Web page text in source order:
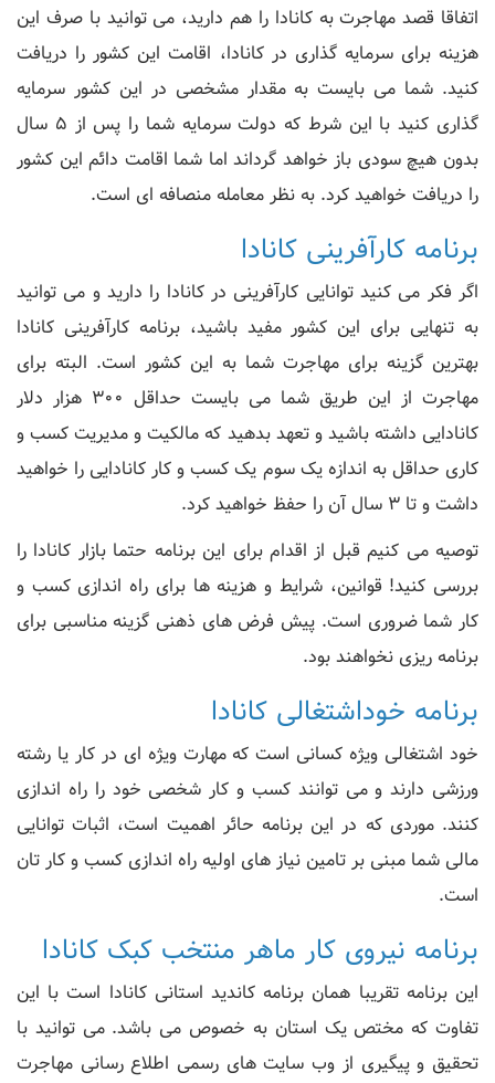
اتفاقا قصد مهاجرت به کانادا را هم دارید، می توانید با صرف این
هزینه برای سرمایه گذاری در کانادا، اقامت این کشور را دریافت
کنید. شما می بایست به مقدار مشخصی در این کشور سرمایه
گذاری کنید با این شرط که دولت سرمایه شما را پس از 5 سال
بدون هیچ سودی باز خواهد گرداند اما شما اقامت دائم این کشور
را دریافت خواهید کرد. به نظر معامله منصافه ای است.
برنامه کارآفرینی کانادا
اگر فکر می کنید توانایی کارآفرینی در کانادا را دارید و می توانید
به تنهایی برای این کشور مفید باشید، برنامه کارآفرینی کانادا
بهترین گزینه برای مهاجرت شما به این کشور است. البته برای
مهاجرت از این طریق شما می بایست حداقل 300 هزار دلار
کانادایی داشته باشید و تعهد بدهید که مالکیت و مدیریت کسب و
کاری حداقل به اندازه یک سوم یک کسب و کار کانادایی را خواهید
داشت و تا 3 سال آن را حفظ خواهید کرد.
توصیه می کنیم قبل از اقدام برای این برنامه حتما بازار کانادا را
بررسی کنید! قوانین، شرایط و هزینه ها برای راه اندازی کسب و
کار شما ضروری است. پیش فرض های ذهنی گزینه مناسبی برای
برنامه ریزی نخواهند بود.
برنامه خوداشتغالی کانادا
خود اشتغالی ویژه کسانی است که مهارت ویژه ای در کار یا رشته
ورزشی دارند و می توانند کسب و کار شخصی خود را راه اندازی
کنند. موردی که در این برنامه حائر اهمیت است، اثبات توانایی
مالی شما مبنی بر تامین نیاز های اولیه راه اندازی کسب و کار تان
است.
برنامه نیروی کار ماهر منتخب کبک کانادا
این برنامه تقریبا همان برنامه کاندید استانی کانادا است با این
تفاوت که مختص یک استان به خصوص می باشد. می توانید با
تحقیق و پیگیری از وب سایت های رسمی اطلاع رسانی مهاجرت